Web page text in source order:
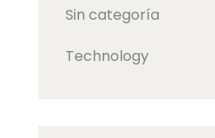
Sin categoría
Technology